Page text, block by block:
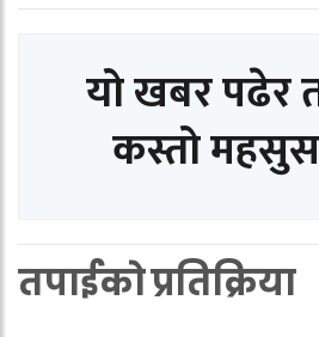
यो खबर पढेर
कस्तो
तपाईको प्रतिक्रिया